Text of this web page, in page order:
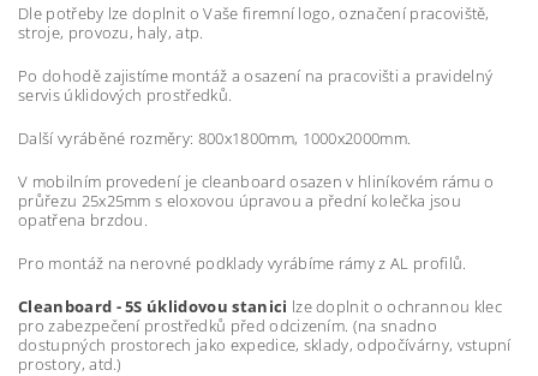
Dle potřeby lze doplnit o Vaše firemní logo, označení pracoviště,
stroje, provozu, haly, atp.
Po dohodě zajistíme montáž a osazení na pracovišti a pravidelný
servis úklidových prostředků.
Další vyráběné rozměry: 800x1800mm, 1000x2000mm.
V mobilním provedení je cleanboard osazen v hliníkovém rámu o
průřezu 25x25mm s eloxovou úpravou a přední kolečka jsou
opatřena brzdou.
Pro montáž na nerovné podklady vyrábíme rámy z AL profilů.
Cleanboard - 5S úklidovou stanici lze doplnit o ochrannou klec
pro zabezpečení prostředků před odcizením. (na snadno
dostupných prostorech jako expedice, sklady, odpočívárny, vstupní
prostory, atd.)